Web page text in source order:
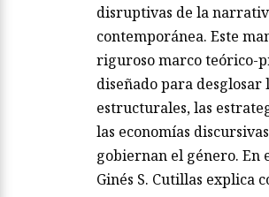
disruptivas de la
contemporánea. Este
riguroso marco teórico-
diseñado para desglosar
estructurales, las
las economías
gobiernan el género. En
Ginés S. Cutillas explica